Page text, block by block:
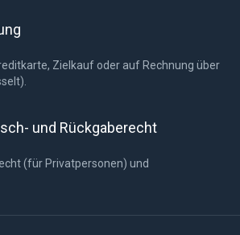
Zielkauf oder auf Rechnung über
und Rückgaberecht
(für Privatpersonen) und